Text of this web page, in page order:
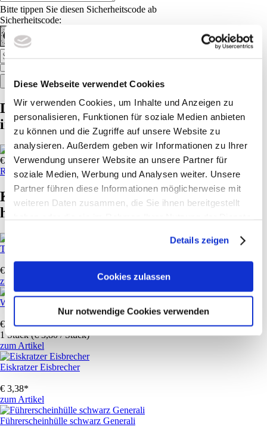
Diese Webseite verwendet Cookies
Wir verwenden Cookies, um Inhalte und Anzeigen zu
personalisieren, Funktionen für soziale Medien anbieten
zu können und die Zugriffe auf unsere Website zu
analysieren. Außerdem geben wir Informationen zu Ihrer
Verwendung unserer Website an unsere Partner für
soziale Medien, Werbung und Analysen weiter. Unsere
Partner führen diese Informationen möglicherweise mit
weiteren Daten zusammen, die Sie ihnen bereitgestellt
Cookies, wenn Sie unsere Webseite weiterhin nutzen.
Details zeigen
Cookies zulassen
Nur notwendige Cookies verwenden
Bitte tippen Sie diesen Sicherheitscode ab
Sicherheitscode:
Diese Produkte könnten Sie ebenfalls
interessieren:
€ 2,34
Reifenprofilmesser
Kunden, die diesen Artikel gekauft haben,
haben auch folgende Artikel gekauft:
Taschenschirm Automatik
€
zum Artikel
Warnweste Erwachsene gelb
€ 3,80*
1 Stück (€ 3,80 / Stück)
zum Artikel
Eiskratzer Eisbrecher
€ 3,38*
zum Artikel
Führerscheinhülle schwarz Generali